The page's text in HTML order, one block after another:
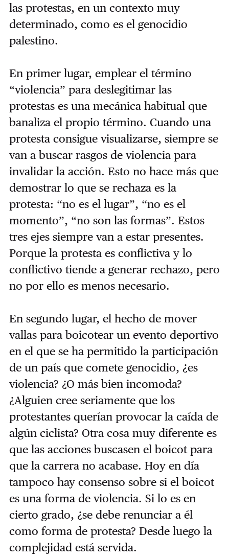
las protestas, en un contexto muy
determinado, como es el genocidio
palestino.
En primer lugar, emplear el término
“violencia” para deslegitimar las
protestas es una mecánica habitual que
banaliza el propio término. Cuando una
protesta consigue visualizarse, siempre se
van a buscar rasgos de violencia para
invalidar la acción. Esto no hace más que
demostrar lo que se rechaza es la
protesta: “no es el lugar”, “no es el
momento”, “no son las formas”. Estos
tres ejes siempre van a estar presentes.
Porque la protesta es conflictiva y lo
conflictivo tiende a generar rechazo, pero
no por ello es menos necesario.
En segundo lugar, el hecho de mover
vallas para boicotear un evento deportivo
en el que se ha permitido la participación
de un país que comete genocidio, ¿es
violencia? ¿O más bien incomoda?
¿Alguien cree seriamente que los
protestantes querían provocar la caída de
algún ciclista? Otra cosa muy diferente es
que las acciones buscasen el boicot para
que la carrera no acabase. Hoy en día
tampoco hay consenso sobre si el boicot
es una forma de violencia. Si lo es en
cierto grado, ¿se debe renunciar a él
como forma de protesta? Desde luego la
complejidad está servida.